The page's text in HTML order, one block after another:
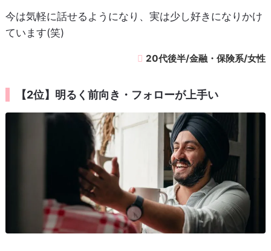
今は気軽に話せるようになり、実は少し好きになりかけ
ています(笑)
20代後半/金融・保険系/女性
【2位】明るく前向き・フォローが上手い